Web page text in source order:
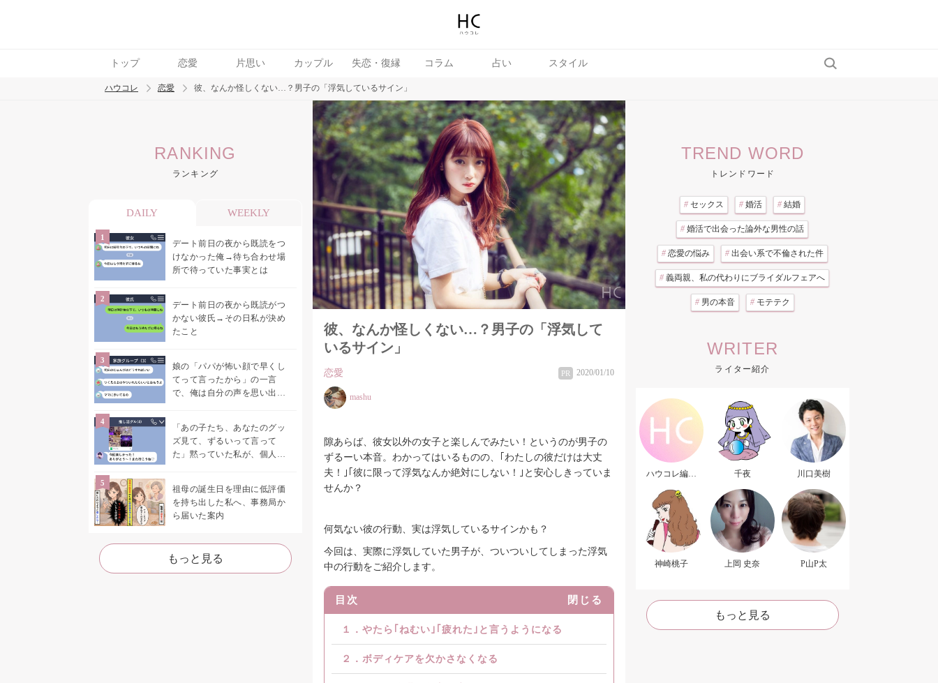
トップ 恋愛 片思い カップル 失恋・復縁 コラム 占い スタイル
トレンド ワード
ハウコレ 恋愛 彼、なんか怪しくない…？男子の「浮気しているサイン」
RANKING
ランキング
DAILY WEEKLY
デート前日の夜から既読をつ
けなかった俺→待ち合わせ場
所で待っていた事実とは
デート前日の夜から既読がつ
かない彼氏→その日私が決め
たこと
娘の「パパが怖い顔で早くし
てって言ったから」の一言
で、俺は自分の声を思い出し
「あの子たち、あなたのグッ
ズ見て、ずるいって言って
た」黙っていた私が、個人チ
祖母の誕生日を理由に低評価
を持ち出した私へ、事務局か
ら届いた案内
もっと見る
彼、なんか怪しくない…？男子の「浮気して
いるサイン」
恋愛 PR 2020/01/10
mashu
隙あらば、彼女以外の女子と楽しんでみたい！というのが男子の
ずるーい本音。わかってはいるものの、｢わたしの彼だけは大丈
夫！｣｢彼に限って浮気なんか絶対にしない！｣と安心しきっていま
せんか？
何気ない彼の行動、実は浮気しているサインかも？
今回は、実際に浮気していた男子が、ついついしてしまった浮気
中の行動をご紹介します。
目次 閉じる
１．やたら｢ねむい｣｢疲れた｣と言うようになる
２．ボディケアを欠かさなくなる
TREND WORD
トレンドワード
# セックス # 婚活 # 結婚
# 婚活で出会った論外な男性の話
# 恋愛の悩み # 出会い系で不倫された件
# 義両親、私の代わりにブライダルフェアへ
# 男の本音 # モテテク
WRITER
ライター紹介
ハウコレ編集
千夜 川口美樹
神崎桃子 上岡 史奈 P山P太
もっと見る